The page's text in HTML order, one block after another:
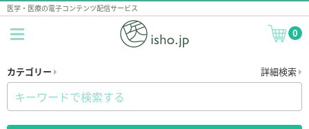
医学・医療の電子コンテンツ配信サービス
0
カテゴリー 詳細検索